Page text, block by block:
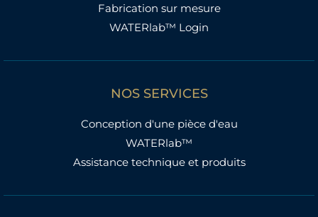
Fabrication sur mesure
WATERlab™ Login
NOS SERVICES
Conception d'une pièce d'eau
WATERlab™
Assistance technique et produits